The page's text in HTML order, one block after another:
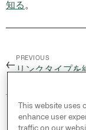
知る 。
←
PREVIOUS
リンクタイプを
© 2026
reserved.
This website
enhance user